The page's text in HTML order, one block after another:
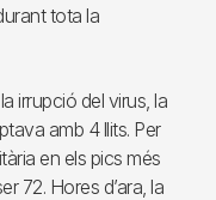
tota la
irrupció del virus, la
amb 4 llits. Per
en els pics més
72. Hores d’ara, la